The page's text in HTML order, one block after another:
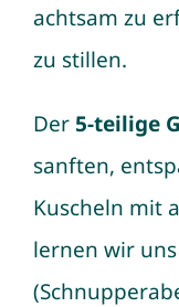
achtsam zu
zu stillen.
Der 5-teilige
sanften,
Kuscheln mit
lernen wir